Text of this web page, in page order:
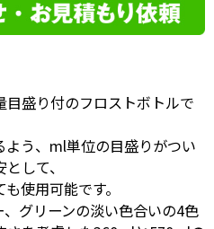
盛り付のフロストボトルで
う、ml単位の目盛りがつい
して、
使用可能です。
グリーンの淡い色合いの4色